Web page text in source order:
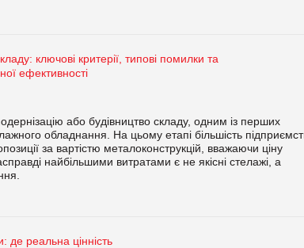
ключові критерії, типові помилки та
ефективності
або будівництво складу, одним із перших
обладнання. На цьому етапі більшість
за вартістю металоконструкцій, вважаючи ціну
найбільшими витратами є не якісні стелажі, а
де реальна цінність